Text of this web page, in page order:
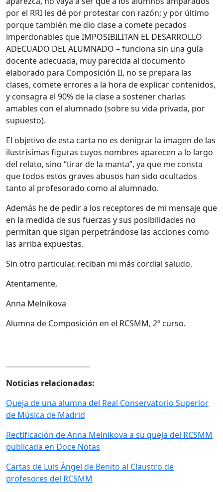
por el RRI les dé por protestar con razón; y por último
porque también me dio clase a comete pecados
imperdonables que IMPOSIBILITAN EL DESARROLLO
ADECUADO DEL ALUMNADO – funciona sin una guía
docente adecuada, muy parecida al documento
elaborado para Composición II, no se prepara las
clases, comete errores a la hora de explicar contenidos,
y consagra el 90% de la clase a sostener charlas
amables con el alumnado (sobre su vida privada, por
supuesto).
El objetivo de esta carta no es denigrar la imagen de las
ilustrísimas figuras cuyos nombres aparecen a lo largo
del relato, sino “tirar de la manta”, ya que me consta
que todos estos graves abusos han sido ocultados
tanto al profesorado como al alumnado.
Además he de pedir a los receptores de mi mensaje que
en la medida de sus fuerzas y sus posibilidades no
permitan que sigan perpetrándose las acciones como
las arriba expuestas.
Sin otro particular, reciban mi más cordial saludo,
Atentamente,
Anna Melnikova
Alumna de Composición en el RCSMM, 2º curso.
Noticias relacionadas:
Queja de una alumna del Real Conservatorio Superior
de Música de Madrid
Rectificación de Anna Melnikova a su queja del RCSMM
publicada en Doce Notas
Cartas de Luis Ángel de Benito al Claustro de
profesores del RCSMM